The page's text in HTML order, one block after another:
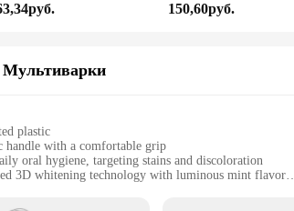
150,60руб.
Мультиварки
plastic
handle with a comfortable grip
oral hygiene, targeting stains and discoloration
3D whitening technology with luminous mint flavor